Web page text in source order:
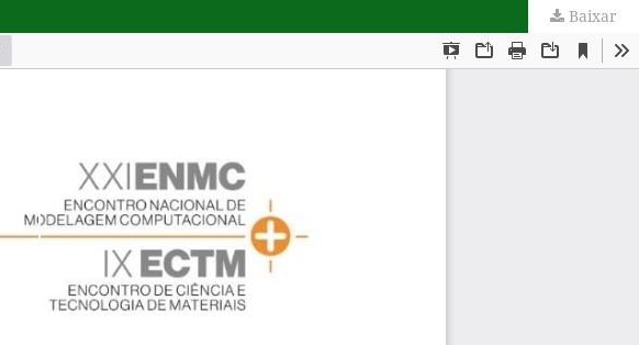
Baixar